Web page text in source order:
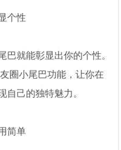
个性
巴就能彰显出你的个性。
圈小尾巴功能，让你在
自己的独特魅力。
简单